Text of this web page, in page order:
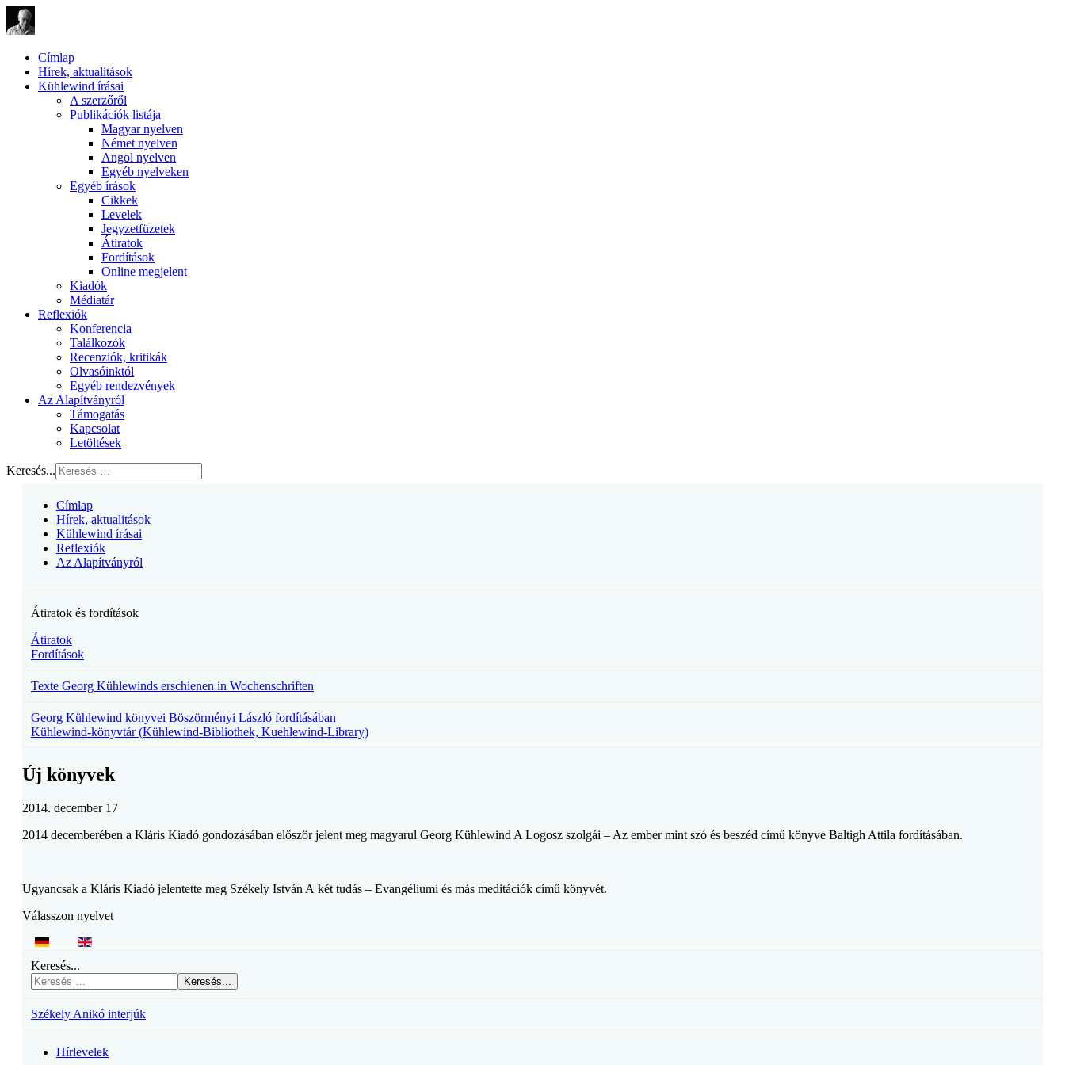
Címlap
Hírek, aktualitások
Kühlewind írásai
A szerzőről
Publikációk listája
Magyar nyelven
Német nyelven
Angol nyelven
Egyéb nyelveken
Egyéb írások
Cikkek
Levelek
Jegyzetfüzetek
Átiratok
Fordítások
Online megjelent
Kiadók
Médiatár
Reflexiók
Konferencia
Találkozók
Recenziók, kritikák
Olvasóinktól
Egyéb rendezvények
Az Alapítványról
Támogatás
Kapcsolat
Letöltések
Keresés...
Címlap
Hírek, aktualitások
Kühlewind írásai
Reflexiók
Az Alapítványról
Átiratok és fordítások
Átiratok
Fordítások
Texte Georg Kühlewinds erschienen in Wochenschriften
Georg Kühlewind könyvei Böszörményi László fordításában
Kühlewind-könyvtár (Kühlewind-Bibliothek, Kuehlewind-Library)
Új könyvek
2014. december 17
2014 decemberében a Kláris Kiadó gondozásában először jelent meg magyarul Georg Kühlewind A Logosz szolgái – Az ember mint szó és beszéd című könyve Baltigh Attila fordításában.
Ugyancsak a Kláris Kiadó jelentette meg Székely István A két tudás – Evangéliumi és más meditációk című könyvét.
Válasszon nyelvet
Keresés...
Keresés...
Székely Anikó interjúk
Hírlevelek